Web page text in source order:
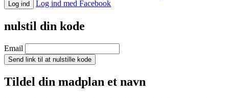
Log ind Log ind med Facebook
nulstil din kode
Email
Send link til at nulstille kode
Tildel din madplan et navn